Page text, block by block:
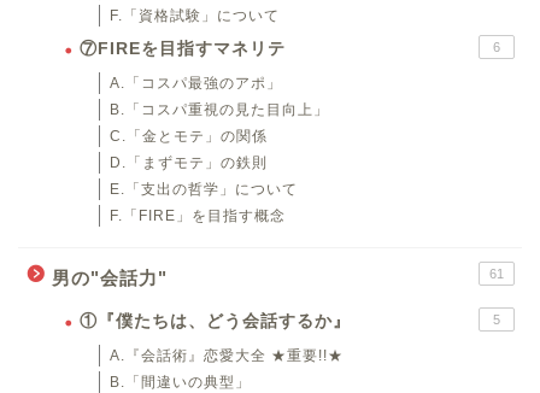
F.「資格試験」について
⑦FIREを目指すマネリテ 6
A.「コスパ最強のアポ」
B.「コスパ重視の見た目向上」
C.「金とモテ」の関係
D.「まずモテ」の鉄則
E.「支出の哲学」について
F.「FIRE」を目指す概念
男の"会話力" 61
①『僕たちは、どう会話するか』 5
A.『会話術』恋愛大全 ★重要!!★
B.「間違いの典型」